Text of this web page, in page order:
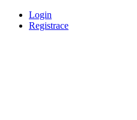
Login
Registrace